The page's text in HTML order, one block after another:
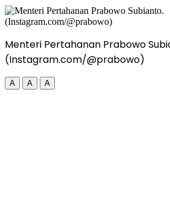
Menteri Pertahanan Prabowo
(Instagram.com/@prabowo)
A A A